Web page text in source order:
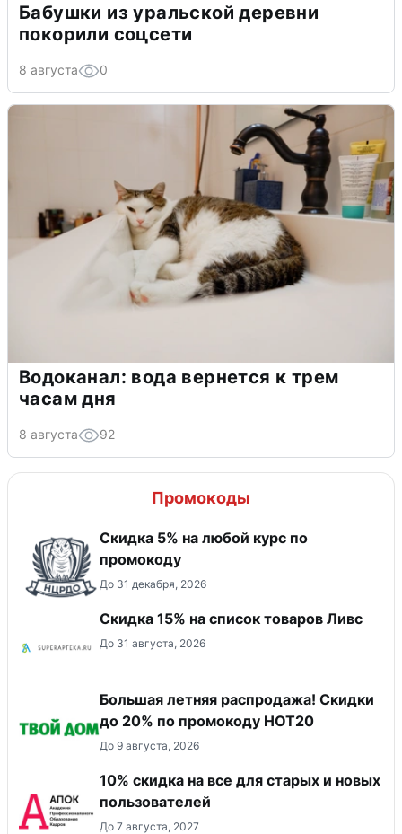
Бабушки из уральской деревни
покорили соцсети
8 августа 0
Водоканал: вода вернется к трем
часам дня
8 августа 92
Промокоды
Скидка 5% на любой курс по
промокоду
До 31 декабря, 2026
Скидка 15% на список товаров Ливс
До 31 августа, 2026
Большая летняя распродажа! Скидки
до 20% по промокоду HOT20
До 9 августа, 2026
10% скидка на все для старых и новых
пользователей
До 7 августа, 2027